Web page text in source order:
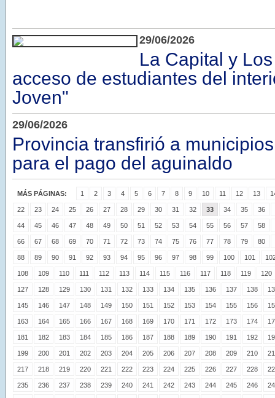
29/06/2026
La Capital y
acceso de estudiantes del
Joven"
29/06/2026
Provincia transfirió a
para el pago del aguinaldo
MÁS PÁGINAS: 1 2 3 4 5 6 7 8 9 10 11 12 13
22 23 24 25 26 27 28 29 30 31 32 33 34 35 36
44 45 46 47 48 49 50 51 52 53 54 55 56 57 58
66 67 68 69 70 71 72 73 74 75 76 77 78 79 80
88 89 90 91 92 93 94 95 96 97 98 99 100 101
108 109 110 111 112 113 114 115 116 117 118 119 120
127 128 129 130 131 132 133 134 135 136 137 138
145 146 147 148 149 150 151 152 153 154 155 156
163 164 165 166 167 168 169 170 171 172 173 174
181 182 183 184 185 186 187 188 189 190 191 192
199 200 201 202 203 204 205 206 207 208 209 210
217 218 219 220 221 222 223 224 225 226 227 228
235 236 237 238 239 240 241 242 243 244 245 246